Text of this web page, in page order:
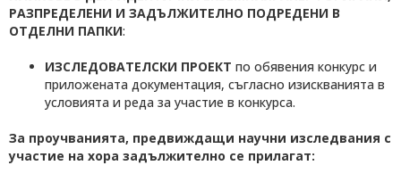
РАЗПРЕДЕЛЕНИ И ЗАДЪЛЖИТЕЛНО ПОДРЕДЕНИ В
ОТДЕЛНИ ПАПКИ:
ИЗСЛЕДОВАТЕЛСКИ ПРОЕКТ по обявения конкурс и
приложената документация, съгласно изискванията в
условията и реда за участие в конкурса.
За проучванията, предвиждащи научни изследвания с
участие на хора задължително се прилагат: